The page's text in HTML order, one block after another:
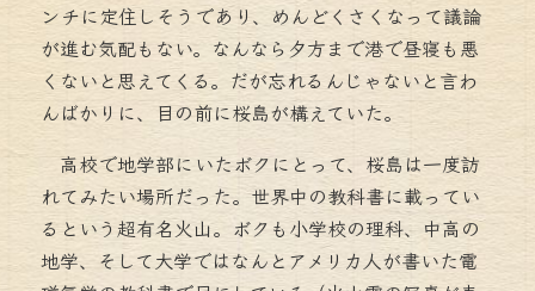
ンチに定住しそうであり、めんどくさくなって議論
が進む気配もない。なんなら夕方まで港で昼寝も悪
くないと思えてくる。だが忘れるんじゃないと言わ
んばかりに、目の前に桜島が構えていた。
高校で地学部にいたボクにとって、桜島は一度訪
れてみたい場所だった。世界中の教科書に載ってい
るという超有名火山。ボクも小学校の理科、中高の
地学、そして大学ではなんとアメリカ人が書いた電